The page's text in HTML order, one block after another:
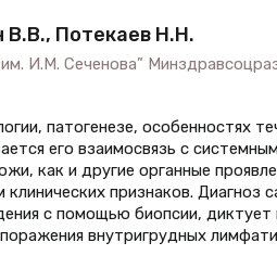
Потекаев Н.Н.
И.М. Сеченова”
патогенезе, особенностях
его взаимосвязь с
как и другие органные
признаков. Диагноз
с помощью биопсии,
внутригрудных